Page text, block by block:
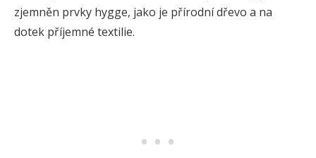
zjemněn prvky hygge, jako je přírodní dřevo a na
dotek příjemné textilie.